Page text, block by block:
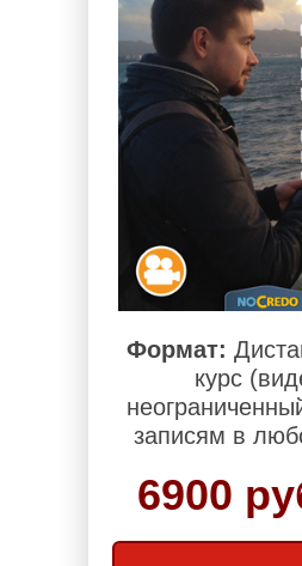
Формат:
курс
записям в
6900